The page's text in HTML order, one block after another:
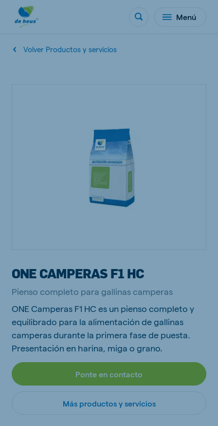
Menú
Volver Productos y servicios
ONE CAMPERAS F1 HC
Pienso completo para gallinas camperas
ONE Camperas F1 HC es un pienso completo y
equilibrado para la alimentación de gallinas
camperas durante la primera fase de puesta.
Presentación en harina, miga o grano.
Ponte en contacto
Más productos y servicios